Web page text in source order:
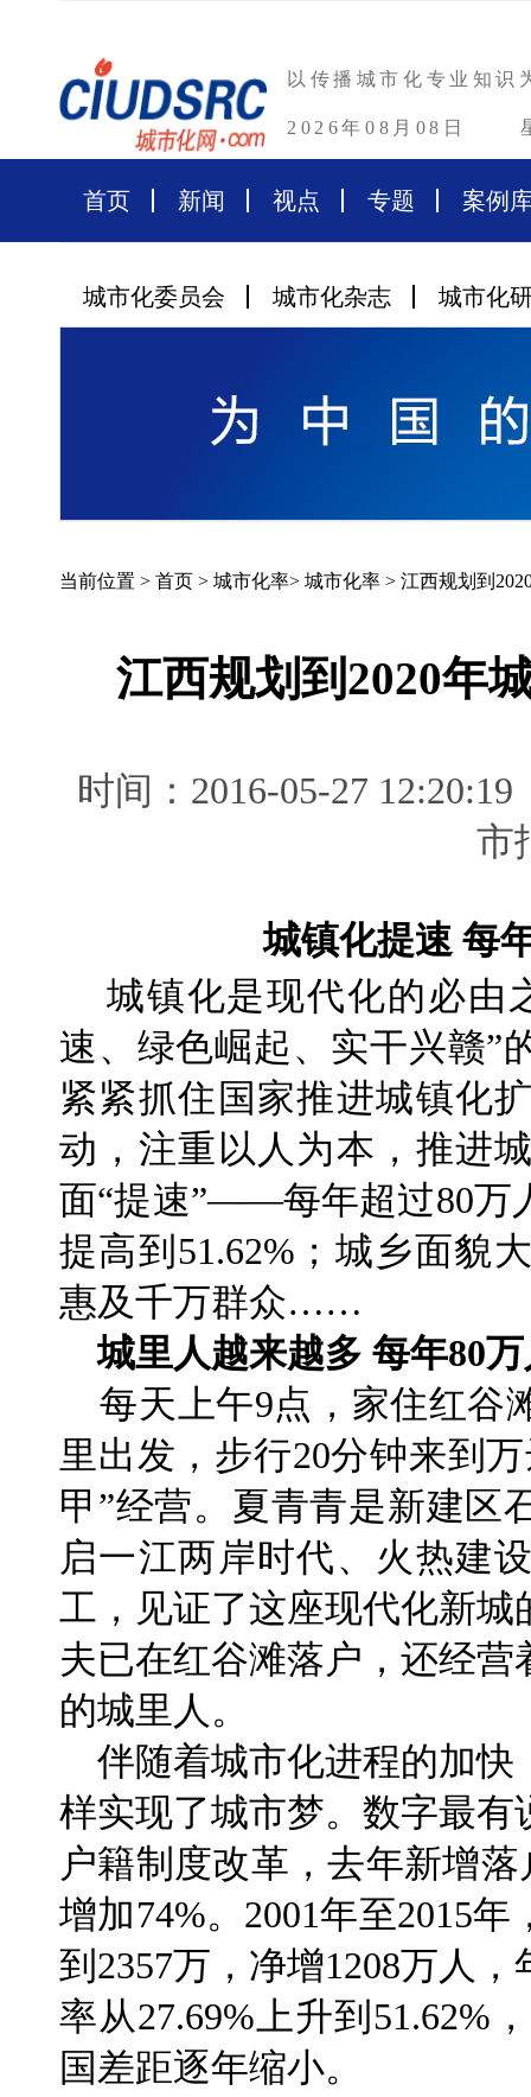
以传播城市化专业知识
2026年08月08日
首页 新闻 视点 专题 案例
城市化委员会 城市化杂志 城市化
当前位置 > 首页 > 城市化率> 城市化率 > 江西规划到
江西规划到2020年
时间：2016-05-27
城镇化提速 每
城镇化是现代化的必由
速、绿色崛起、实干兴赣”
紧紧抓住国家推进城镇化
动，注重以人为本，推进
面“提速”——每年超过80万
提高到51.62%；城乡面貌
惠及千万群众……
城里人越来越多 每年80
每天上午9点，家住红谷
里出发，步行20分钟来到
甲”经营。夏青青是新建区
启一江两岸时代、火热建
工，见证了这座现代化新
夫已在红谷滩落户，还经
的城里人。
伴随着城市化进程的加快
样实现了城市梦。数字最
户籍制度改革，去年新增
增加74%。2001年至2015
到2357万，净增1208万人
率从27.69%上升到51.62%
国差距逐年缩小。